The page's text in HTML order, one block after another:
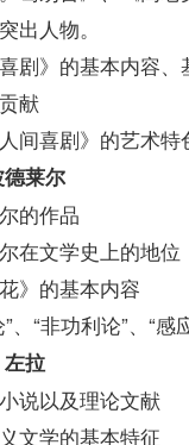
出人物。
》的基本内容、
献
喜剧》的艺术特
莱尔
的作品
文学史上的地位
的基本内容
“非功利论”、“感
拉
以及理论文献
学的基本特征